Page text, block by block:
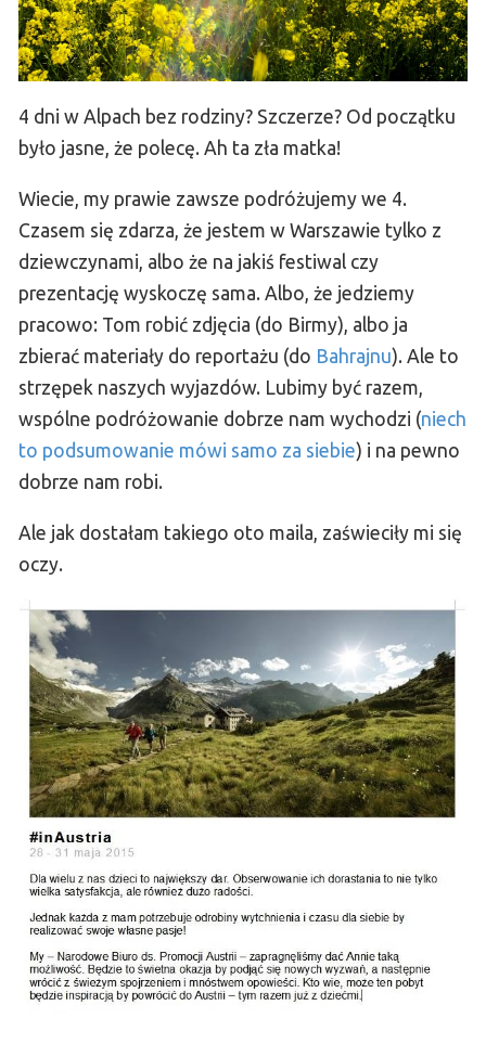
4 dni w Alpach bez rodziny? Szczerze? Od początku
było jasne, że polecę. Ah ta zła matka!
Wiecie, my prawie zawsze podróżujemy we 4.
Czasem się zdarza, że jestem w Warszawie tylko z
dziewczynami, albo że na jakiś festiwal czy
prezentację wyskoczę sama. Albo, że jedziemy
pracowo: Tom robić zdjęcia (do Birmy), albo ja
zbierać materiały do reportażu (do Bahrajnu). Ale to
strzępek naszych wyjazdów. Lubimy być razem,
wspólne podróżowanie dobrze nam wychodzi (niech
to podsumowanie mówi samo za siebie) i na pewno
dobrze nam robi.
Ale jak dostałam takiego oto maila, zaświeciły mi się
oczy.